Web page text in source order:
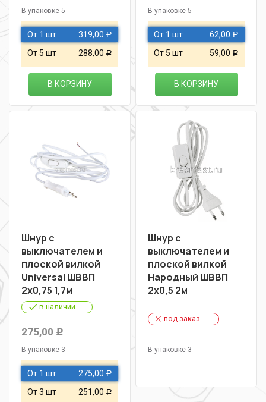
В упаковке 5
От 1 шт 319,00 Р
От 5 шт 288,00 Р
В КОРЗИНУ
В упаковке 5
От 1 шт 62,00 Р
От 5 шт 59,00 Р
В КОРЗИНУ
Шнур с
выключателем и
плоской вилкой
Universal ШВВП
2х0,75 1,7м
в наличии
275,00 Р
В упаковке 3
От 1 шт 275,00 Р
От 3 шт 251,00 Р
Шнур с
выключателем и
плоской вилкой
Народный ШВВП
2х0,5 2м
под заказ
В упаковке 3